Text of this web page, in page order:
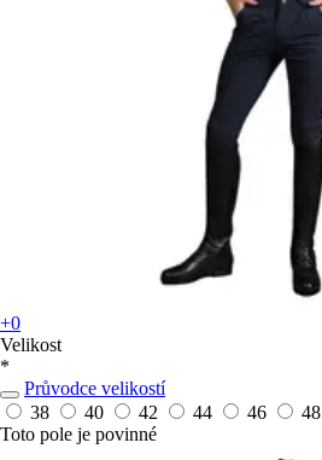
+0
Velikost
*
Průvodce velikostí
38
40 42 44 46 48
Toto pole je povinné